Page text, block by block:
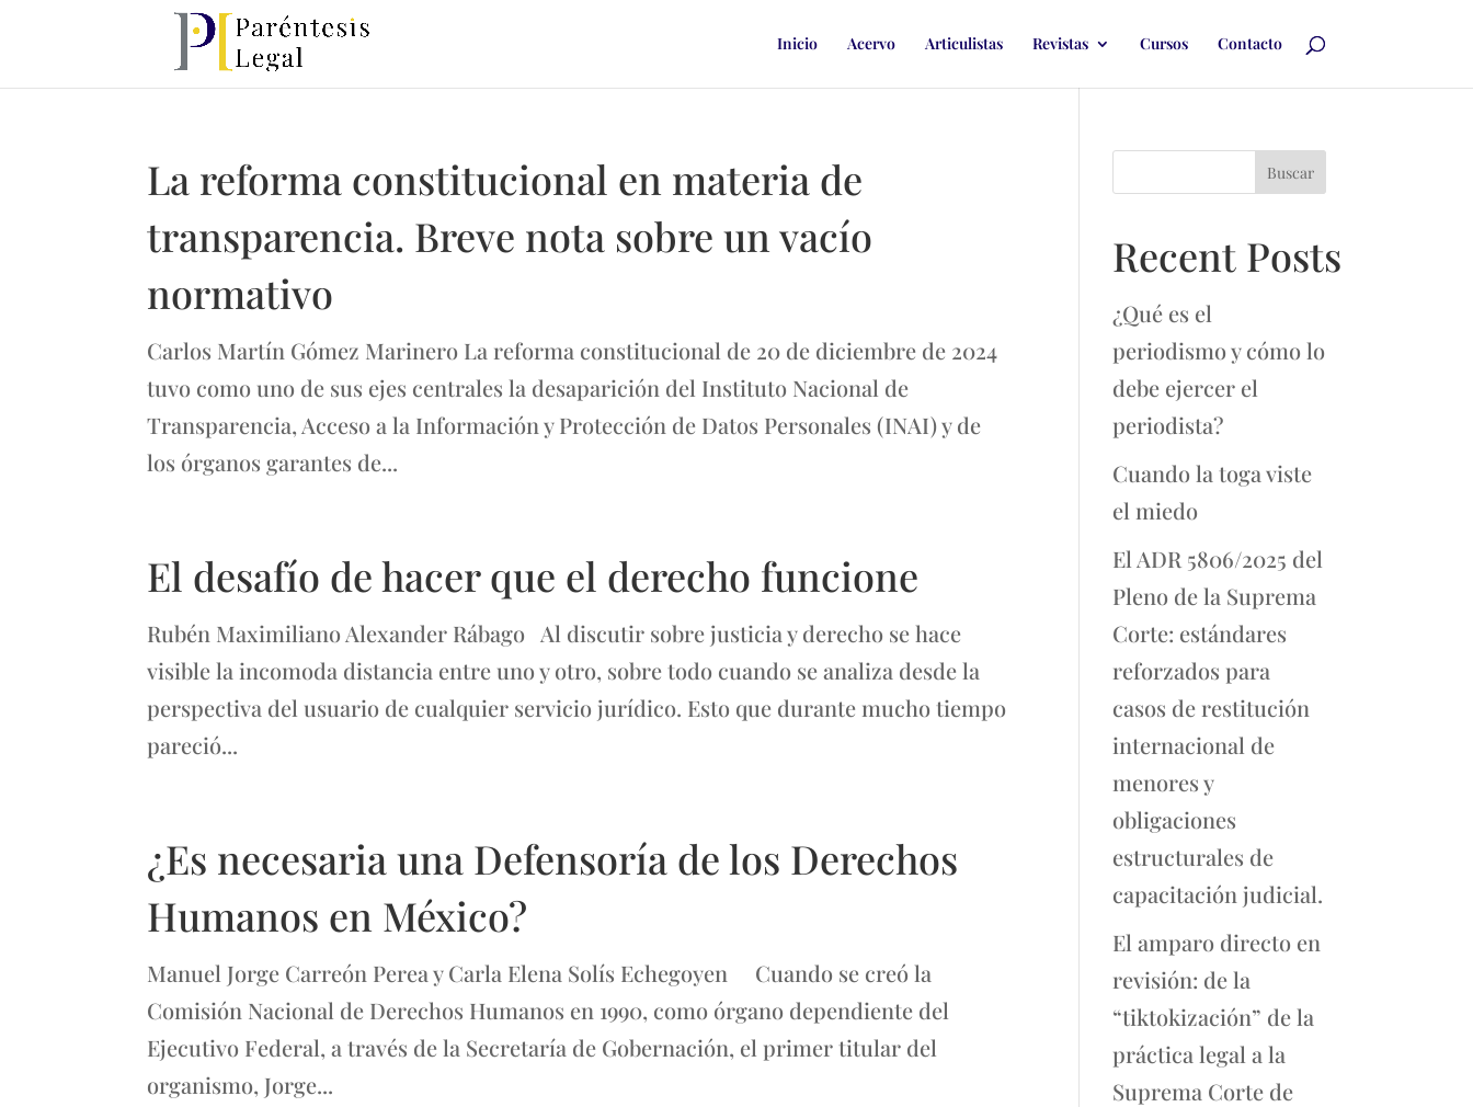
Inicio Acervo Articulistas Revistas Cursos Contacto
La reforma constitucional en materia de
transparencia. Breve nota sobre un vacío
normativo
Carlos Martín Gómez Marinero La reforma constitucional de 20 de diciembre de 2024
tuvo como uno de sus ejes centrales la desaparición del Instituto Nacional de
Transparencia, Acceso a la Información y Protección de Datos Personales (INAI) y de
los órganos garantes de...
El desafío de hacer que el derecho funcione
Rubén Maximiliano Alexander Rábago Al discutir sobre justicia y derecho se hace
visible la incomoda distancia entre uno y otro, sobre todo cuando se analiza desde la
perspectiva del usuario de cualquier servicio jurídico. Esto que durante mucho tiempo
pareció...
¿Es necesaria una Defensoría de los Derechos
Humanos en México?
Manuel Jorge Carreón Perea y Carla Elena Solís Echegoyen Cuando se creó la
Comisión Nacional de Derechos Humanos en 1990, como órgano dependiente del
Ejecutivo Federal, a través de la Secretaría de Gobernación, el primer titular del
organismo, Jorge...
Buscar
Recent Posts
¿Qué es el
periodismo y cómo lo
debe ejercer el
periodista?
Cuando la toga viste
el miedo
El ADR 5806/2025 del
Pleno de la Suprema
Corte: estándares
reforzados para
casos de restitución
internacional de
menores y
obligaciones
estructurales de
capacitación judicial.
El amparo directo en
revisión: de la
“tiktokización” de la
práctica legal a la
Suprema Corte de